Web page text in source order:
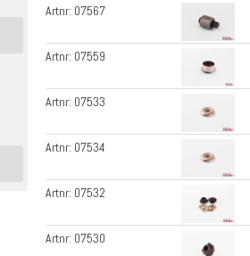
Artnr: 07567
Artnr: 07559
Artnr: 07533
Artnr: 07534
Artnr: 07532
Artnr: 07530